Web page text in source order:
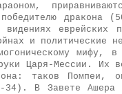
дракона
и политические
Царя-Мессии. Их
таков Помпеи,
34). В Завете